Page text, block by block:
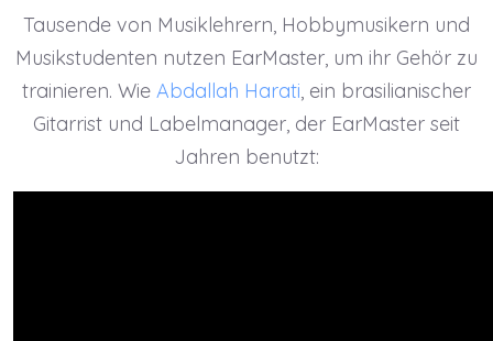
Tausende von Musiklehrern, Hobbymusikern und
Musikstudenten nutzen EarMaster, um ihr Gehör zu
trainieren. Wie Abdallah Harati, ein brasilianischer
Gitarrist und Labelmanager, der EarMaster seit
Jahren benutzt: